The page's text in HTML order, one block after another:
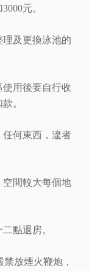
元。
理及更換泳池的
用後要自行收
。
任何東西，違者
空間較大每個地
點退房。
放煙火鞭炮，